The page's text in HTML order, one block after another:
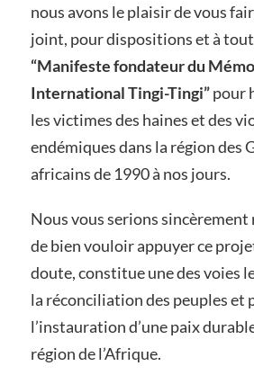
nous avons le plaisir de vous
joint, pour dispositions et à
“Manifeste fondateur du
International Tingi-Tingi”pour
les victimes des haines et des
endémiques dans la région des
africains de 1990 à nos jours.
Nous vous serions sincèrement
de bien vouloir appuyer ce
doute, constitue une des voies
la réconciliation des peuples et
l’instauration d’une paix
région de l’Afrique.